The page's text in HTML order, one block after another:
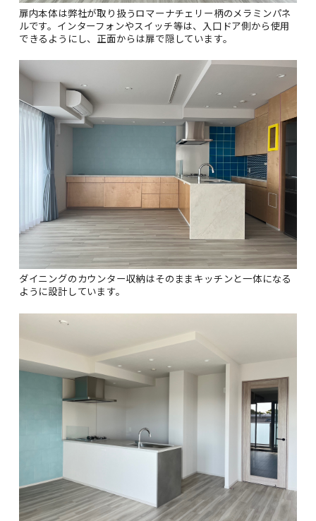
扉内本体は弊社が取り扱うロマーナチェリー柄のメラミンパネ
ルです。インターフォンやスイッチ等は、入口ドア側から使用
できるようにし、正面からは扉で隠しています。
ダイニングのカウンター収納はそのままキッチンと一体になる
ように設計しています。